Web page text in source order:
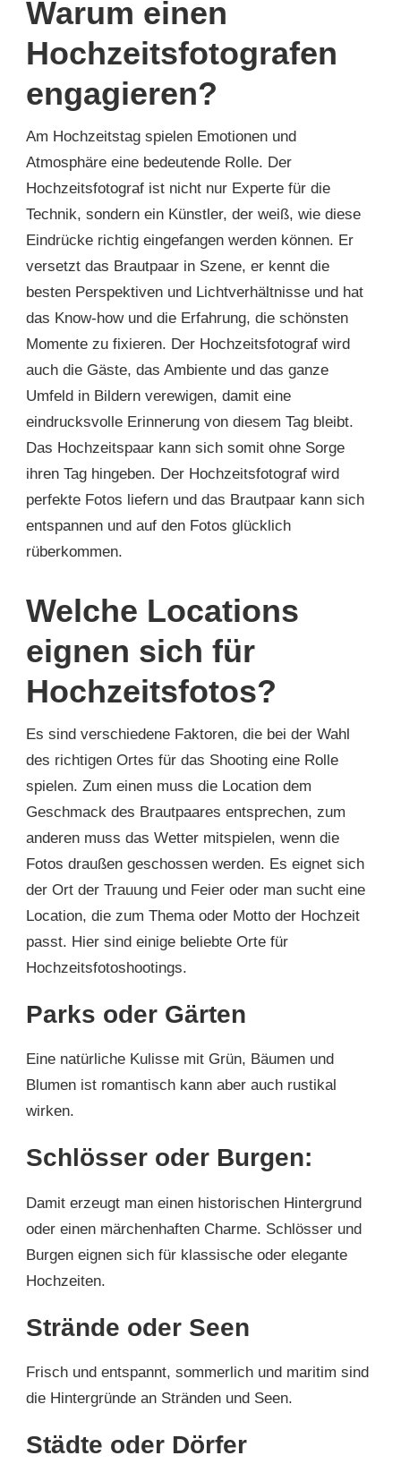
Warum einen
Hochzeitsfotografen
engagieren?
Am Hochzeitstag spielen Emotionen und
Atmosphäre eine bedeutende Rolle. Der
Hochzeitsfotograf ist nicht nur Experte für die
Technik, sondern ein Künstler, der weiß, wie diese
Eindrücke richtig eingefangen werden können. Er
versetzt das Brautpaar in Szene, er kennt die
besten Perspektiven und Lichtverhältnisse und hat
das Know-how und die Erfahrung, die schönsten
Momente zu fixieren. Der Hochzeitsfotograf wird
auch die Gäste, das Ambiente und das ganze
Umfeld in Bildern verewigen, damit eine
eindrucksvolle Erinnerung von diesem Tag bleibt.
Das Hochzeitspaar kann sich somit ohne Sorge
ihren Tag hingeben. Der Hochzeitsfotograf wird
perfekte Fotos liefern und das Brautpaar kann sich
entspannen und auf den Fotos glücklich
rüberkommen.
Welche Locations
eignen sich für
Hochzeitsfotos?
Es sind verschiedene Faktoren, die bei der Wahl
des richtigen Ortes für das Shooting eine Rolle
spielen. Zum einen muss die Location dem
Geschmack des Brautpaares entsprechen, zum
anderen muss das Wetter mitspielen, wenn die
Fotos draußen geschossen werden. Es eignet sich
der Ort der Trauung und Feier oder man sucht eine
Location, die zum Thema oder Motto der Hochzeit
passt. Hier sind einige beliebte Orte für
Hochzeitsfotoshootings.
Parks oder Gärten
Eine natürliche Kulisse mit Grün, Bäumen und
Blumen ist romantisch kann aber auch rustikal
wirken.
Schlösser oder Burgen:
Damit erzeugt man einen historischen Hintergrund
oder einen märchenhaften Charme. Schlösser und
Burgen eignen sich für klassische oder elegante
Hochzeiten.
Strände oder Seen
Frisch und entspannt, sommerlich und maritim sind
die Hintergründe an Stränden und Seen.
Städte oder Dörfer